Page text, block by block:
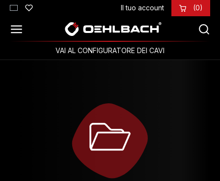
Passa al contenuto principale Il tuo account (0)
VAI AL CONFIGURATORE DEI CAVI